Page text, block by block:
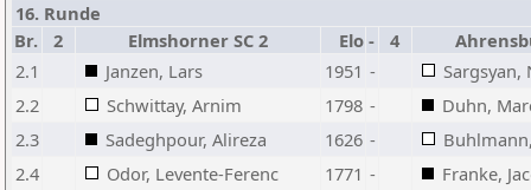
16. Runde
Br.
2 Elmshorner SC 2 Elo - 4
2.1
Janzen, Lars 1951 -
Sargsyan,
2.2
Schwittay, Arnim 1798 -
Duhn,
2.3
Sadeghpour, Alireza 1626 -
2.4
Odor, Levente-Ferenc 1771 -
Franke,